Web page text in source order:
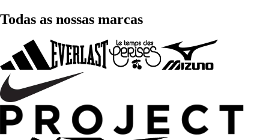
Todas as nossas marcas